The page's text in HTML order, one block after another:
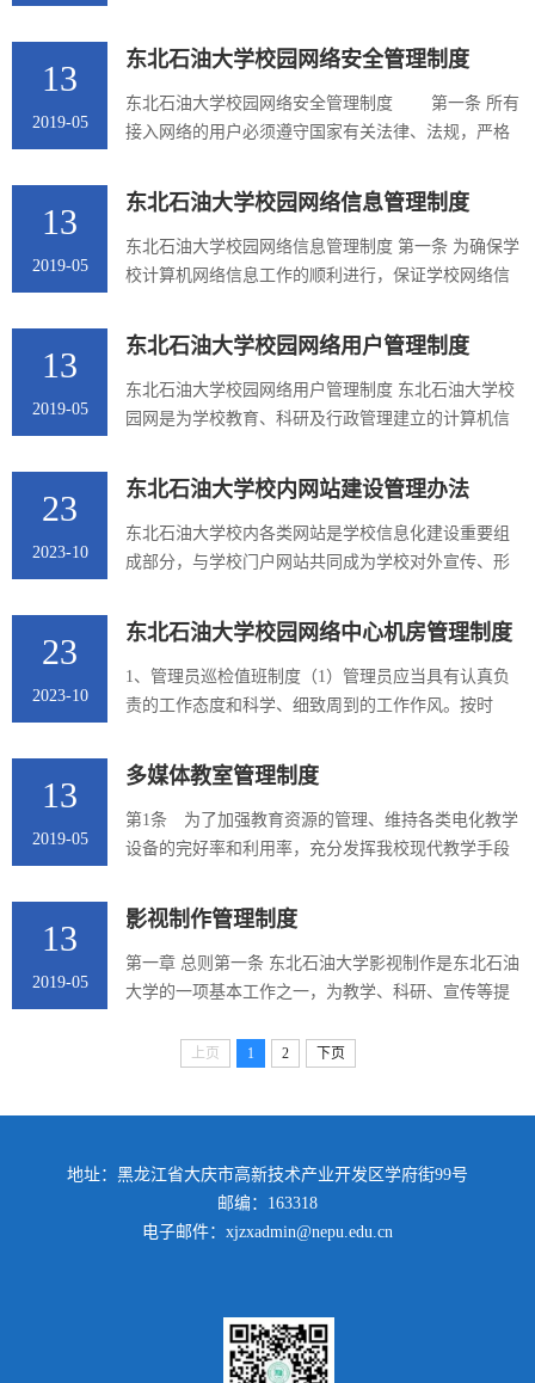
批次申请经费预算超过1...
信息服务和个人上网行为，充分发挥校园网的信息传
播功能、教育服务功能和对外宣传功能，促进校园网
健康发展，依照《中华人民共和国网络安全法》《中
华人民共和国计算机信息网络国际联网安全保护管理
例》《中华人民共和国互联网信...
13
2019-05
东北石油大学校园网络安全管理制度
东北石油大学校园网络安全管理制度 第一条 所有
接入网络的用户必须遵守国家有关法律、法规，严格
位和个人不得利用连网计算机从事危害城域网及校园
网防火墙、路由...
13
2019-05
东北石油大学校园网络信息管理制度
东北石油大学校园网络信息管理制度 第一条 为确保学
校计算机网络信息工作的顺利进行，保证学校网络信
》、《中华人民共和国计算机信息系统安全保护条
例》和《中华人民...
13
2019-05
东北石油大学校园网络用户管理制度
东北石油大学校园网络用户管理制度 东北石油大学校
园网是为学校教育、科研及行政管理建立的计算机信
术，实现校内计算机互联和信息资源的共享。校园网
用户包括学校教学...
23
2023-10
东北石油大学校内网站建设管理办法
东北石油大学校内各类网站是学校信息化建设重要组
成部分，与学校门户网站共同成为学校对外宣传、形
值传递的重要职责，向外界展现学校综合实力和育人
特色。为贯彻落实学校信息化建设的有关规划与建设
内容，进一步规范校内网站建设管理，提高网站系统
安全性，满足学校教学、科研、管理的需求，结合学
学校内网站是指学校党政管理机...
23
2023-10
东北石油大学校园网络中心机房管理制度
1、管理员巡检值班制度（1）管理员应当具有认真负
责的工作态度和科学、细致周到的工作作风。按时
人员务必按照每日早8点晚8点“一日两检”的巡检模式
做好巡检工作，并在巡检记录本上如实作如下记录:①
机房UPS供电系统是否正常，是否中断过。②机房内
外环境情况，室内温度和湿度，空调是否正常运行。
动态环境监测系统是否有告警，...
13
2019-05
多媒体教室管理制度
第1条 为了加强教育资源的管理、维持各类电化教学
设备的完好率和利用率，充分发挥我校现代教学手段
条例。第2条 使用多媒体教室、语言室及各类扩音教
室，实行“...
13
2019-05
影视制作管理制度
第一章 总则第一条 东北石油大学影视制作是东北石油
大学的一项基本工作之一，为教学、科研、宣传等提
发展规划，依据教学、科研和宣传的需要， 进一步加
上页 1 2 下页
地址：黑龙江省大庆市高新技术产业开发区学府街99号
邮编：163318
电子邮件：xjzxadmin@nepu.edu.cn